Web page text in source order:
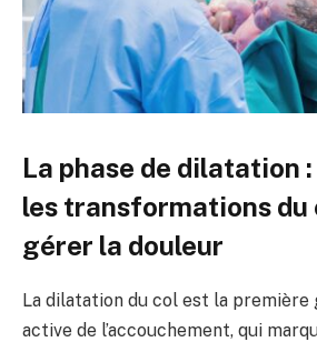
La phase de dilatation
les transformations du
gérer la douleur
La dilatation du col est la première
active de l’accouchement, qui